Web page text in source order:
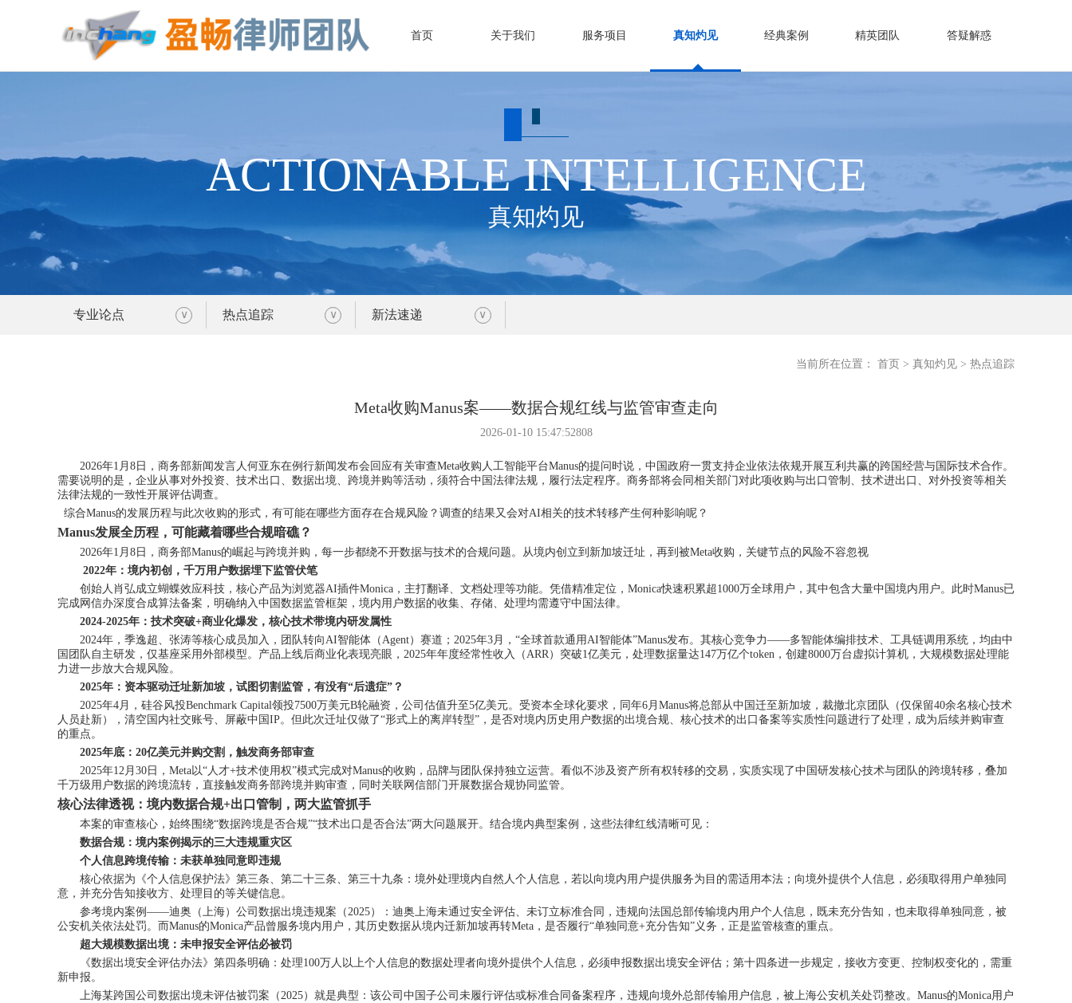
首页 关于我们 服务项目 真知灼见 经典案例 精英团队 答疑解惑
ACTIONABLE INTELLIGENCE
真知灼见
专业论点 热点追踪 新法速递
当前所在位置： 首页 > 真知灼见 > 热点追踪
Meta收购Manus案——数据合规红线与监管审查走向
2026-01-10 15:47:52808
2026年1月8日，商务部新闻发言人何亚东在例行新闻发布会 回应有关审查Meta收购人工智能平台Manus的提问时说，中国政府一贯支持企业依法依规开展互利共赢的跨国经营与国际技术合作。
需要说明的是，企业从事对外投资、技术出口、数据出境、跨境并购等活动，须符合中国法律法规，履行法定程序。商务部将会同相关部门对此项收购与出口管制、技术进出口、对外投资等相关
法律法规的一致性开展评估调查。
综合Manus的发展历程与此次收购的形式，有可能在哪些方面存在合规风险？调查的结果又会对AI相关的技术转移产生何种影响呢？
Manus发展全历程， 可能藏着哪些合规暗礁？
2026年1月8日，商务部Manus的崛起与跨境并购，每一步都绕不开数据与技术的合规问题。从境内创立到新加坡迁址，再到被Meta收购，关键节点的风险不容忽视
2022年：境内初创，千万用户数据埋下监管伏笔
创始人肖弘成立蝴蝶效应科技，核心产品为浏览器AI插件Monica，主打翻译、文档处理等功能。凭借精准定位，Monica快速积累超1000万全球用户，其中包含大量中国境内用户。此时Manus已
完成网信办深度合成算法备案，明确纳入中国数据监管框架，境内用户数据的收集、存储、处理均需遵守中国法律。
2024-2025年：技术突破+商业化爆发，核心技术带境内研发属性
2024年，季逸超、张涛等核心成员加入，团队转向AI智能体（Agent）赛道；2025年3月，“全球首款通用AI智能体”Manus发布。其核心竞争力——多智能体编排技术、工具链调用系统，均由中
国团队自主研发，仅基座采用外部模型。产品上线后商业化表现亮眼，2025年年度经常性收入（ARR）突破1亿美元，处理数据量达147万亿个token，创建8000万台虚拟计算机，大规模数据处理能
力进一步放大合规风险。
2025年：资本驱动迁址新加坡，试图切割监管 ， 有没有“后遗症” ？
2025年4月，硅谷风投Benchmark Capital领投7500万美元B轮融资，公司估值升至5亿美元。受资本全球化要求，同年6月Manus将总部从中国迁至新加坡，裁撤北京团队（仅保留40余名核心技术
人员赴新），清空国内社交账号、屏蔽中国IP。但此次迁址仅做了“形式上的离岸转型”， 是否对境内历史用户数据的出境合规、核心技术的出口备案等实质性问题进行了处理， 成为后续并购审查
的重点。
2025年底：20亿美元并购交割，触发商务部审查
2025年12月30日，Meta以“人才+技术使用权”模式完成对Manus的收购，品牌与团队保持独立运营。看似不涉及资产所有权转移的交易，实质实现了中国研发核心技术与团队的跨境转移，叠加
千万级用户数据的跨境流转，直接触发商务部跨境并购审查，同时关联网信部门开展数据合规协同监管。
核心法律透视：境内数据合规+出口管制，两大监管抓手
本案的审查核心，始终围绕“数据跨境是否合规”“技术出口是否合法”两大问题展开。结合境内典型案例，这些法律红线清晰可见：
数据合规：境内案例揭示的三大违规重灾区
个人信息跨境传输：未获单独同意即违规
核心依据为《个人信息保护法》第三条、第二十三条、第三十九条：境外处理境内自然人个人信息，若以向境内用户提供服务为目的需适用本法；向境外提供个人信息，必须取得用户单独同
意，并充分告知接收方、处理目的等关键信息。
参考境内案例 ——迪奥（上海）公司数据出境违规案（2025）：迪奥上海未通过安全评估、未订立标准合同，违规向法国总部传输境内用户个人信息，既未充分告知，也未取得单独同意，被
公安机关依法处罚。而Manus的Monica产品曾服务境内用户，其历史数据从境内迁新加坡再转Meta，是否履行“单独同意+充分告知”义务，正是监管核查的重点。
超大规模数据出境：未申报安全评估必被罚
《数据出境安全评估办法》第四条明确：处理100万人以上个人信息的数据处理者向境外提供个人信息，必须申报数据出境安全评估；第十四条进一步规定，接收方变更、控制权变化的，需重
新申报。
上海某跨国公司数据出境未评估被罚案（2025）就是典型：该公司中国子公司未履行评估或标准合同备案程序，违规向境外总部传输用户信息，被上海公安机关处罚整改。Manus的Monica用户